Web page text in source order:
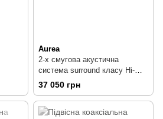
Aurea
2-х смугова акустична
система surround класу Hi-
End: Aurea 10 Black 234783
37 050 грн